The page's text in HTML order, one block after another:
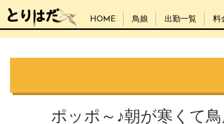
HOME 鳥娘 出勤一覧 料
ポッポ～♪朝が寒くて